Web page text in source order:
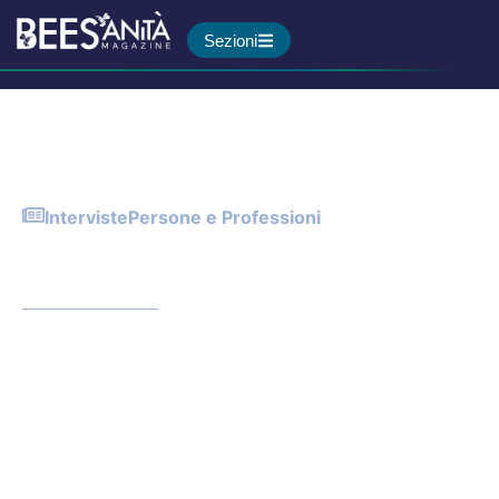
Sezioni
IntervistePersone e Professioni